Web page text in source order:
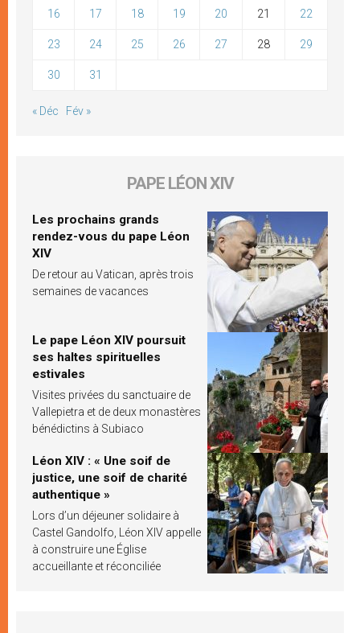
16 17 18 19 20 21 22
23 24 25 26 27 28 29
30 31
« Déc Fév »
PAPE LÉON XIV
Les prochains grands
rendez-vous du pape Léon
XIV
De retour au Vatican, après trois
semaines de vacances
Le pape Léon XIV poursuit
ses haltes spirituelles
estivales
Visites privées du sanctuaire de
Vallepietra et de deux monastères
bénédictins à Subiaco
Léon XIV : « Une soif de
justice, une soif de charité
authentique »
Lors d’un déjeuner solidaire à
Castel Gandolfo, Léon XIV appelle
à construire une Église
accueillante et réconciliée